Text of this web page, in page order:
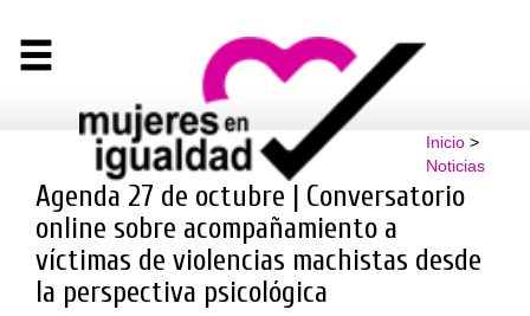
Inicio>
Noticias
Agenda 27 de octubre | Conversatorio
online sobre acompañamiento a
víctimas de violencias machistas desde
la perspectiva psicológica